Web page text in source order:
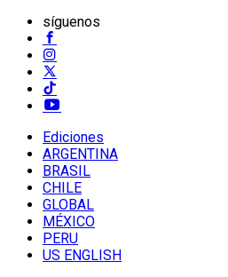
síguenos
Ediciones
ARGENTINA
BRASIL
CHILE
GLOBAL
MÉXICO
PERU
US ENGLISH